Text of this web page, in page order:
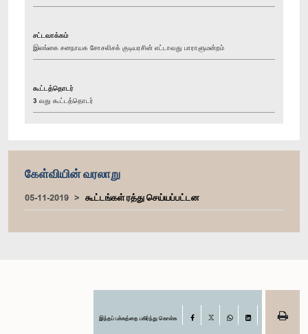
சட்டவாக்கம்
இலங்கை சனநாயக சோசலிசக் குடியரசின் எட்டாவது பாராளுமன்றம்
கூட்டத்தொடர்
3 வது கூட்டத்தொடர்
கேள்வியின் வரலாறு
05-11-2019 கூட்டங்கள் ரத்து செய்யப்பட்டன
இந்தப் பக்கத்தை பகிர்ந்து கொள்க Facebook